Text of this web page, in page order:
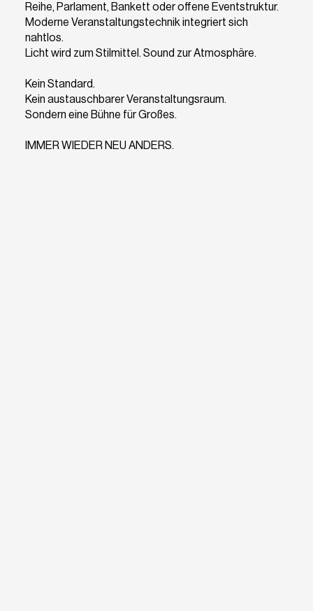
Reihe, Parlament, Bankett oder offene Eventstruktur.
Moderne Veranstaltungstechnik integriert sich
nahtlos.
Licht wird zum Stilmittel. Sound zur Atmosphäre.
Kein Standard.
Kein austauschbarer Veranstaltungsraum.
Sondern eine Bühne für Großes.
IMMER WIEDER NEU ANDERS.